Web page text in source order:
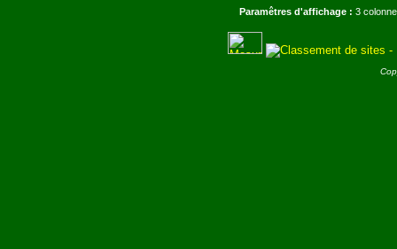
Paramêtres d'affichage : 3